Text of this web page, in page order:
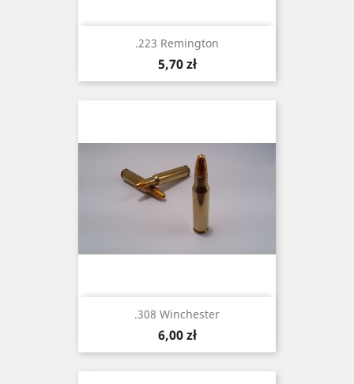
.223 Remington
Cena
5,70 zł
.308 Winchester
Cena
6,00 zł